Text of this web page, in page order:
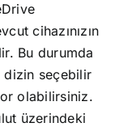
cihazınızın
Bu durumda
dizin seçebilir
olabilirsiniz.
üzerindeki